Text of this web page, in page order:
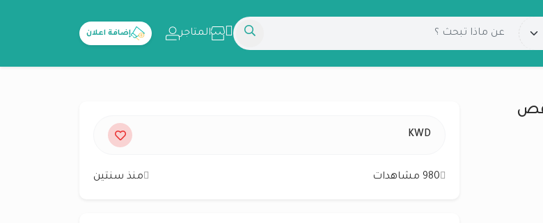
المتاجر إضافة اعلان
قص
KWD
980 مشاهدات منذ سنتين